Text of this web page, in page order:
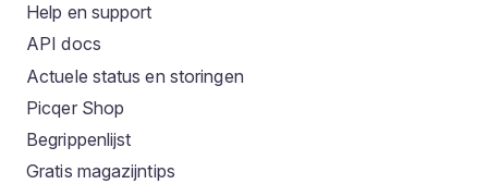
Help en support
API docs
Actuele status en storingen
Picqer Shop
Begrippenlijst
Gratis magazijntips